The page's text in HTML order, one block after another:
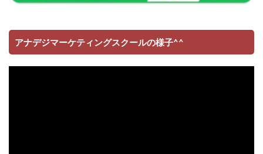
アナデジマーケティングスクールの様子^^
動